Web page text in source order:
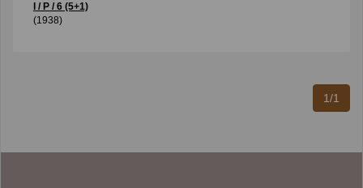
I / P / 6 (5+1)
(1938)
1/1